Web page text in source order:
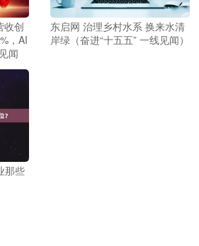
收创
，AI
闻
东启网 治理乡村水系 换来水清
岸绿（奋进“十五五” 一线见闻）
那些